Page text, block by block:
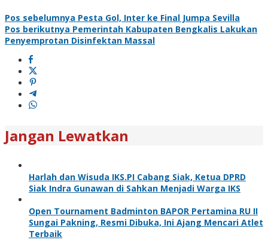
Pos sebelumnya Pesta Gol, Inter ke Final Jumpa Sevilla
Pos berikutnya Pemerintah Kabupaten Bengkalis Lakukan
Penyemprotan Disinfektan Massal
Jangan Lewatkan
Harlah dan Wisuda IKS.PI Cabang Siak, Ketua DPRD
Siak Indra Gunawan di Sahkan Menjadi Warga IKS
Open Tournament Badminton BAPOR Pertamina RU II
Sungai Pakning, Resmi Dibuka, Ini Ajang Mencari Atlet
Terbaik